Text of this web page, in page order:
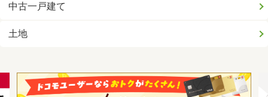
中古一戸建て
土地